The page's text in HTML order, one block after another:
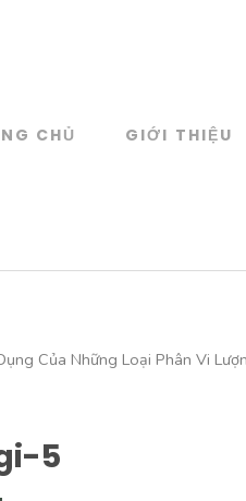
CHỦ GIỚI THIỆU
Của Những Loại Phân Vi
5